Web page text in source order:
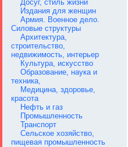
Досуг, стиль жизни
Издания для женщин
Армия. Военное дело.
Силовые структуры
Архитектура,
строительство,
недвижимость, интерьер
Культура, искусство
Образование, наука и
техника,
Медицина, здоровье,
красота
Нефть и газ
Промышленность
Транспорт
Сельское хозяйство,
пищевая промышленность